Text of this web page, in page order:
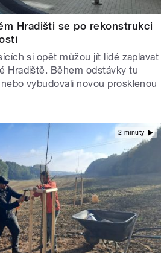
Hradišti se po rekonstrukci
si opět můžou jít lidé zaplavat
Hradiště. Během odstávky tu
vybudovali novou prosklenou
2 minuty